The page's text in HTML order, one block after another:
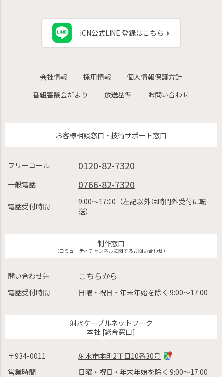
iCN公式LINE 登録はこちら
会社情報 採用情報
個人情報保護方針
番組審議会だより
放送基準 お問い合わせ
お客様相談窓口・技術サポート窓口
フリーコール 0120-82-7320
一般電話 0766-82-7320
電話受付時間
9:00〜17:00（左記以外は時間外受付に転
送）
制作窓口
（コミュニティチャンネルに関するお問い合わせ）
問い合わせ先 こちらから
電話受付時間 日曜・祝日・年末年始を除く 9:00〜17:00
射水ケーブルネットワーク
本社 [総合窓口]
〒934-0011
射水市本町2丁目10番30号
営業時間
日曜・祝日・年末年始を除く 9:00〜17:00